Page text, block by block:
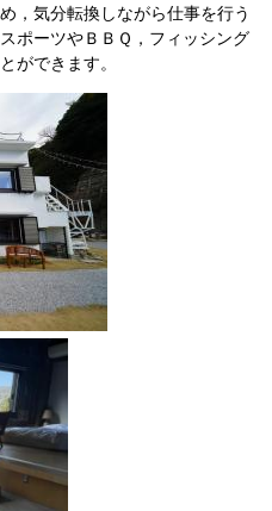
，気分転換しながら仕事を行う
ポーツやＢＢＱ，フィッシング
ができます。